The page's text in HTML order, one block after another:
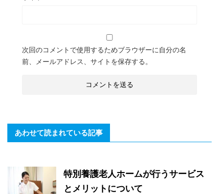
次回のコメントで使用するためブラウザーに自分の名
前、メールアドレス、サイトを保存する。
あわせて読まれている記事
特別養護老人ホームが行うサービス
とメリットについて